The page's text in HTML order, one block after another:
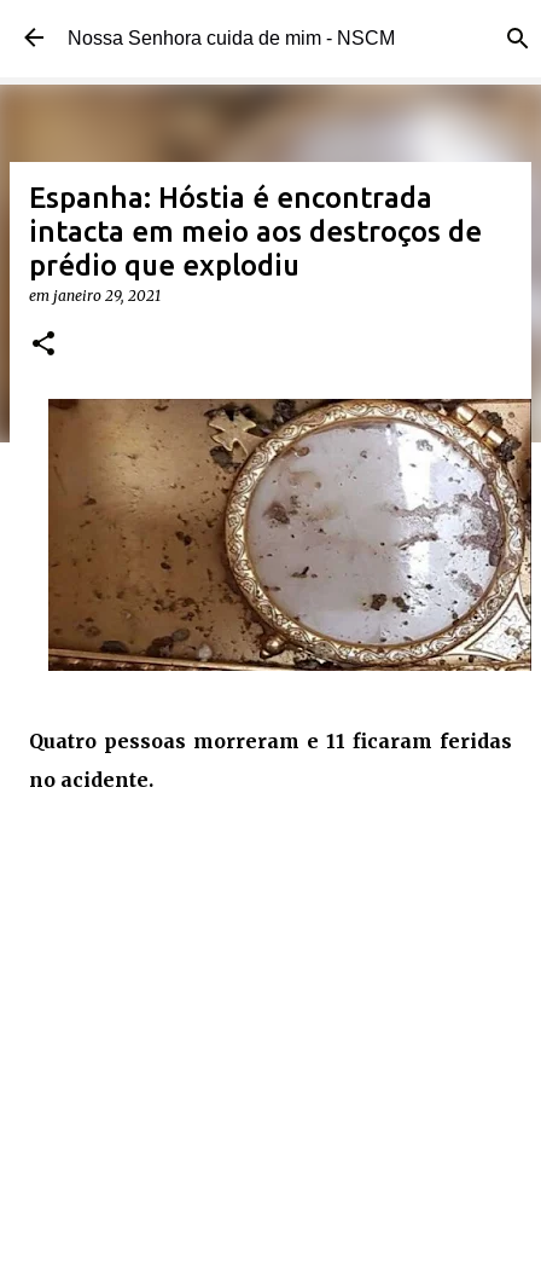
Pular para o conteúdo principal
Nossa Senhora cuida de mim - NSCM
Espanha: Hóstia é encontrada
intacta em meio aos destroços de
prédio que explodiu
em janeiro 29, 2021
Quatro pessoas morreram e 11 ficaram feridas
no acidente.